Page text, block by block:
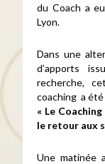
du Coach a
Lyon.
Dans une
d’apports
recherche,
coaching a
« Le
le retour aux
Une matinée